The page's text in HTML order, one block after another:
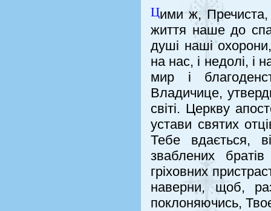
Цими ж, Пречиста,
життя наше до
душі наші
на нас, і недолі, і
мир і
Владичице,
світі. Церкву
устави святих
Тебе вдається,
зваблених
гріховних
наверни, щоб,
поклоняючись,